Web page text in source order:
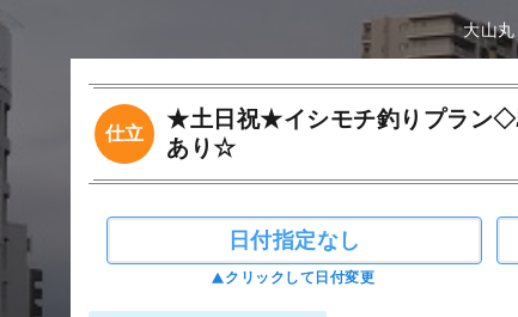
大山丸
仕立
★土日祝★イシモチ釣りプラン◇
あり☆
日付指定なし
クリックして日付変更